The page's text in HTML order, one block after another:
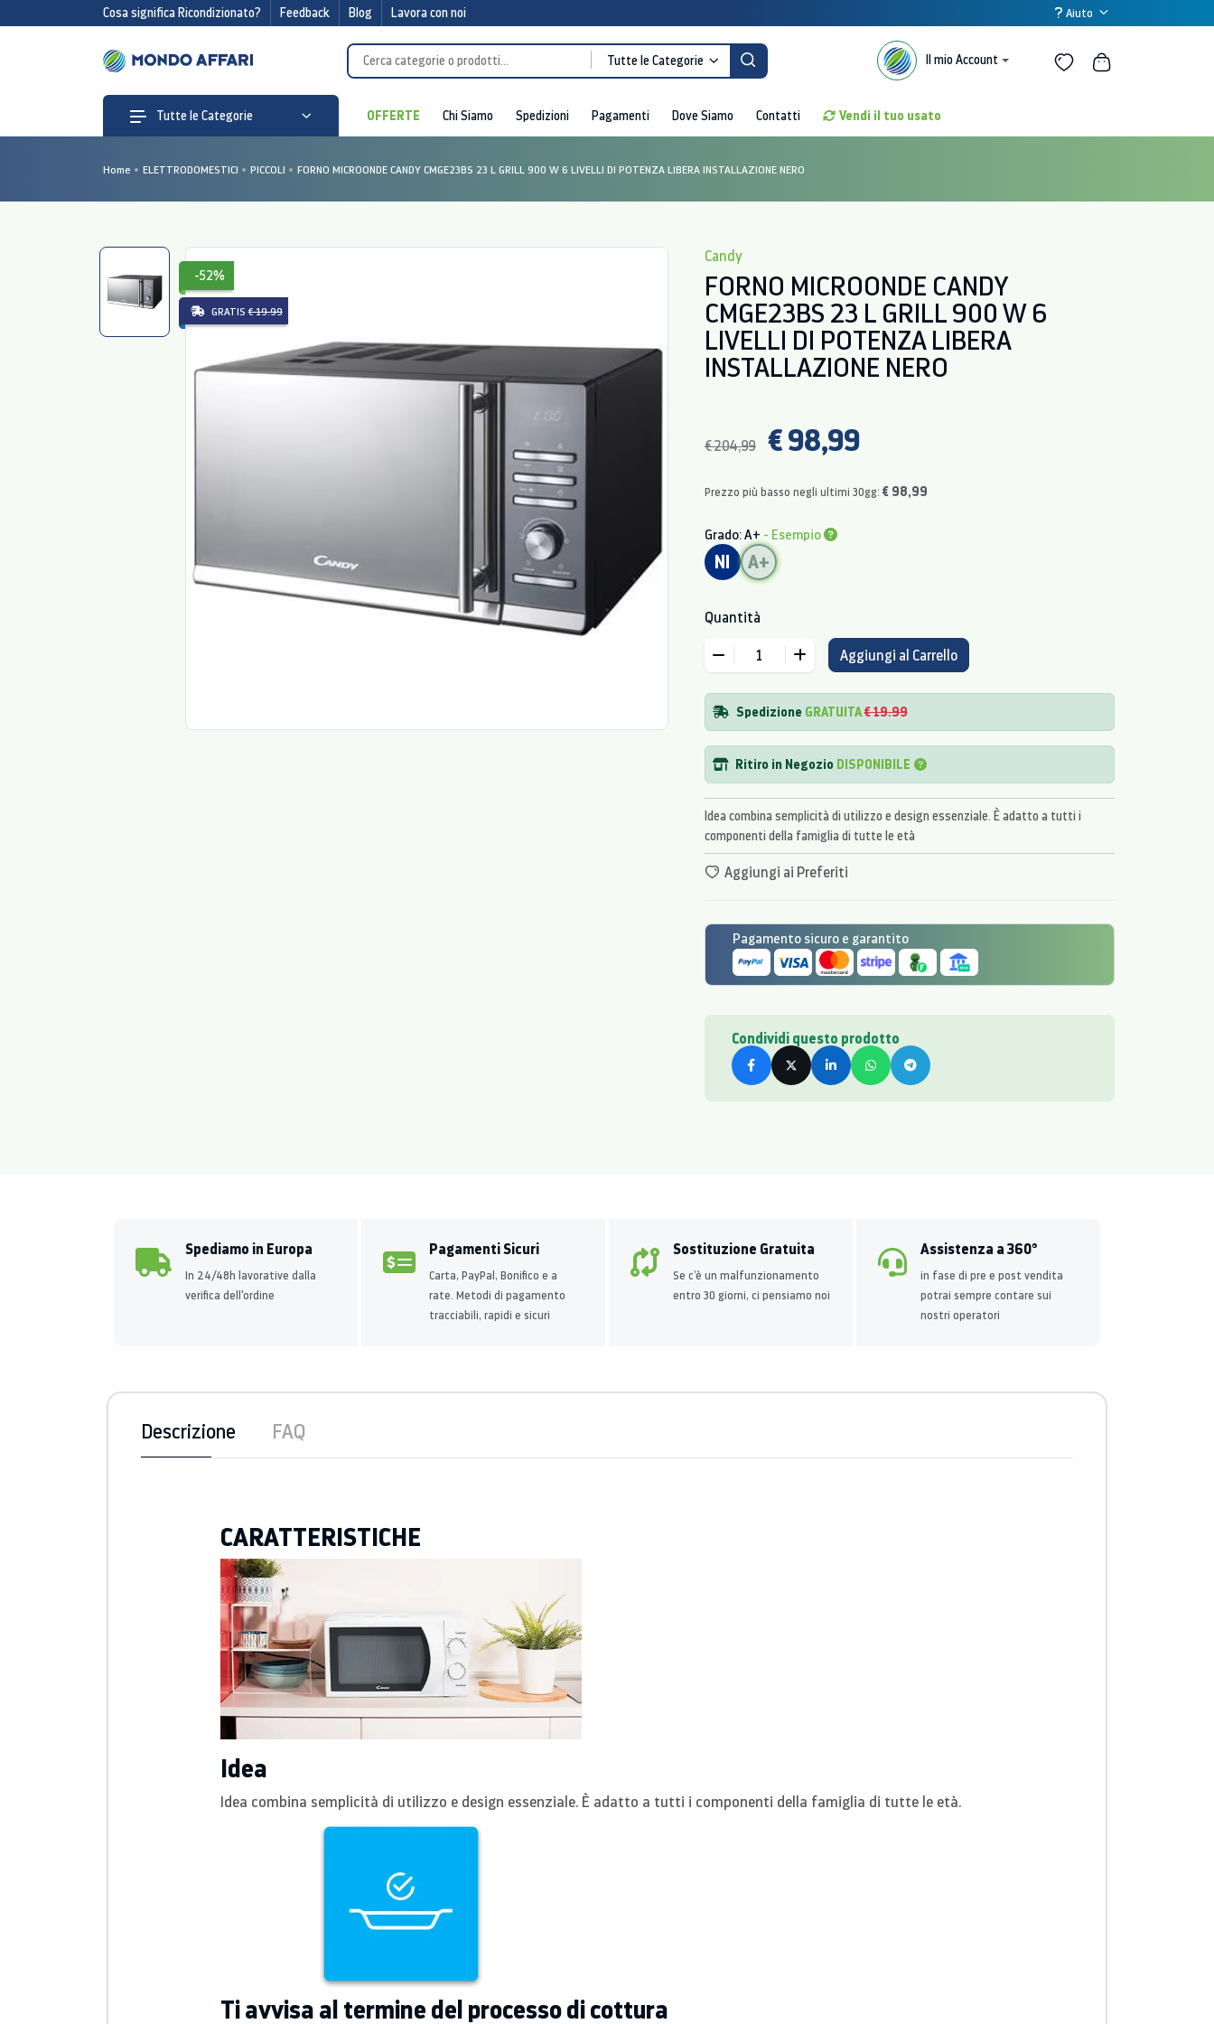
Cosa significa Ricondizionato? Feedback Blog Lavora con noi Aiuto
Tutte le Categorie Il mio Account
Tutte le Categorie OFFERTE Chi Siamo Spedizioni Pagamenti Dove Siamo Contatti Vendi il tuo usato
Home ELETTRODOMESTICI PICCOLI FORNO MICROONDE CANDY CMGE23BS 23 L GRILL 900 W 6 LIVELLI DI POTENZA LIBERA INSTALLAZIONE NERO
-52%
GRATIS € 19.99
Candy
FORNO MICROONDE CANDY
CMGE23BS 23 L GRILL 900 W 6
LIVELLI DI POTENZA LIBERA
INSTALLAZIONE NERO
€ 204,99 € 98,99
Prezzo più basso negli ultimi 30gg: € 98,99
Grado: A+ - Esempio
NI A+
Quantità
Aggiungi al Carrello
Spedizione GRATUITA€ 19.99
Ritiro in Negozio DISPONIBILE
Idea combina semplicità di utilizzo e design essenziale. È adatto a tutti i
componenti della famiglia di tutte le età
Aggiungi ai Preferiti
Pagamento sicuro e garantito
Condividi questo prodotto
Spediamo in Europa
In 24/48h lavorative dalla
verifica dell'ordine
Pagamenti Sicuri
Carta, PayPal, Bonifico e a
rate. Metodi di pagamento
tracciabili, rapidi e sicuri
Sostituzione Gratuita
Se c’è un malfunzionamento
entro 30 giorni, ci pensiamo noi
Assistenza a 360°
in fase di pre e post vendita
potrai sempre contare sui
nostri operatori
Descrizione FAQ
CARATTERISTICHE
Idea
Idea combina semplicità di utilizzo e design essenziale. È adatto a tutti i componenti della famiglia di tutte le età.
Ti avvisa al termine del processo di cottura